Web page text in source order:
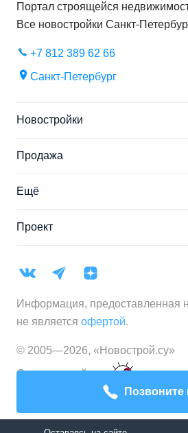
Позвоните
Портал строящейся
Все новостройки Санкт-
+7 812 389 62 66
Санкт-Петербург
Новостройки
Продажа
Ещё
Проект
Информация, предоставленная
не является офертой.
© 2005—2026, «Новострой.су»
Создание сайта